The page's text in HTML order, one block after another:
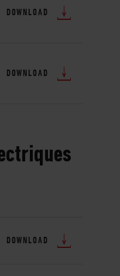
DOWNLOAD
DOWNLOAD
DOWNLOAD